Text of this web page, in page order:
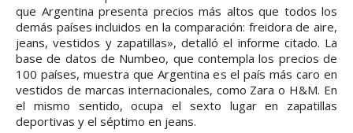
que Argentina presenta precios más altos que todos los
demás países incluidos en la comparación: freidora de aire,
jeans, vestidos y zapatillas», detalló el informe citado. La
base de datos de Numbeo, que contempla los precios de
100 países, muestra que Argentina es el país más caro en
vestidos de marcas internacionales, como Zara o H&M. En
el mismo sentido, ocupa el sexto lugar en zapatillas
deportivas y el séptimo en jeans.